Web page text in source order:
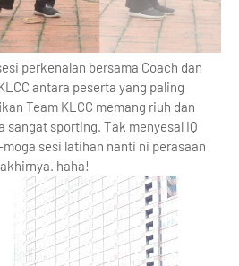
perkenalan bersama Coach dan
antara peserta yang paling
Team KLCC memang riuh dan
sangat sporting. Tak menyesal IQ
sesi latihan nanti ni perasaan
haha!